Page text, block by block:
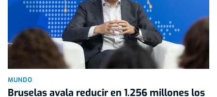
MUNDO
Bruselas avala reducir en 1.256 millones los